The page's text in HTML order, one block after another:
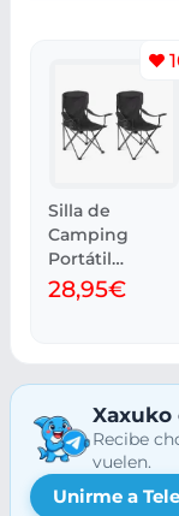
Silla de
Camping
Portátil
Amazon Basics
con Portavasos
28,95€
Xaxuko
Recibe
vuelen.
Unirme a